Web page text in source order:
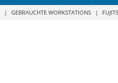
| GEBRAUCHTE WORKSTATIONS |